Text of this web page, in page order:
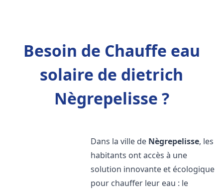
Besoin de Chauffe eau
solaire de dietrich
Nègrepelisse ?
Dans la ville de Nègrepelisse, les
habitants ont accès à une
solution innovante et écologique
pour chauffer leur eau : le